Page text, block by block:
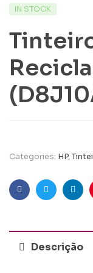
IN STOCK
Categories: HP,
FacebookTwitter
Descrição